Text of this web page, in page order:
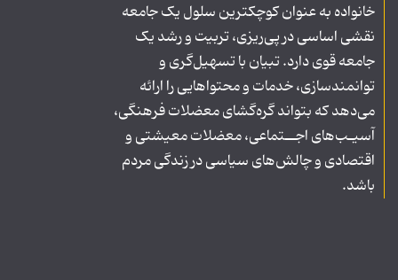
خانواده به عنوان کوچکترین سلول یک جامعه
نقشی اساسی در پی‌ریزی، تربیت و رشد یک
جامعه قوی دارد. تبیان با تسهیل‌گری و
توانمندسازی، خدمات و محتواهایی را ارائه
می‌دهد که بتواند گره‌گشای معضلات فرهنگی،
آسیـب‌های اجــتماعی، معضلات معیشتی و
اقتصادی و چالش‌های سیاسی در زندگی مردم
باشد.